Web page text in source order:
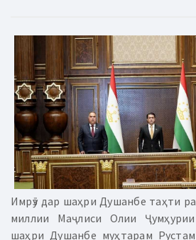
Имрӯз дар шаҳри Душанбе таҳти
миллии Маҷлиси Олии
шаҳри Душанбе муҳтарам